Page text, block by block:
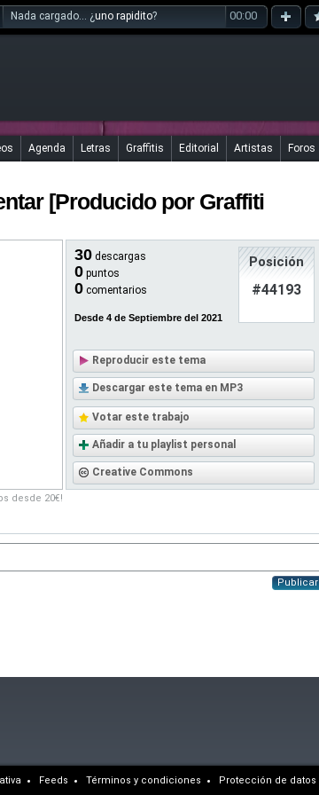
Nada cargado... ¿uno rapidito? 00:00
Agenda Letras Graffitis Editorial Artistas Foros
[Producido por Graffiti
desde 20€!
30 descargas
0 puntos
0 comentarios
Desde 4 de Septiembre del 2021
Posición
#44193
Reproducir este tema
Descargar este tema en MP3
Votar este trabajo
Añadir a tu playlist personal
Creative Commons
Publicar
Feeds Términos y condiciones Protección de datos